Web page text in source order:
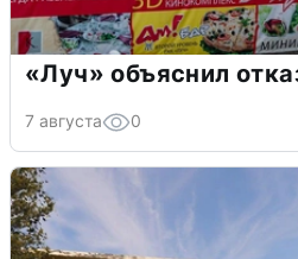
«Луч» объяснил
7 августа 0